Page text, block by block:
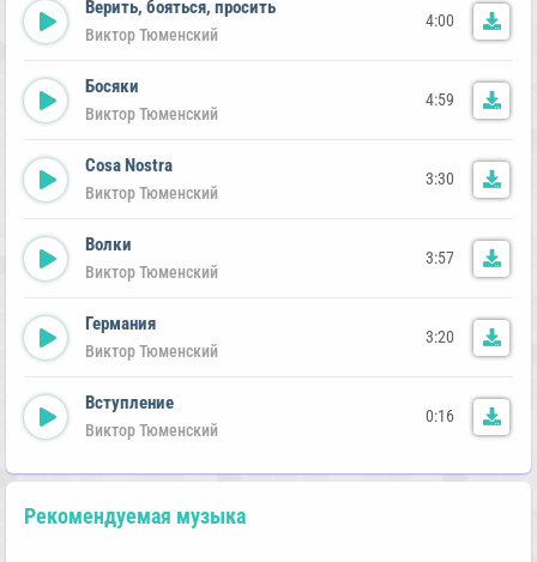
Верить, бояться, просить
Виктор Тюменский
4:00
Босяки
Виктор Тюменский
4:59
Cosa Nostra
Виктор Тюменский
3:30
Волки
Виктор Тюменский
3:57
Германия
Виктор Тюменский
3:20
Вступление
Виктор Тюменский
0:16
Рекомендуемая музыка